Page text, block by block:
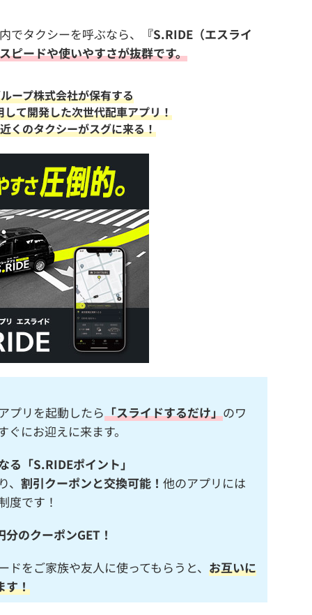
でタクシーを呼ぶなら、
『S.RIDE（エスライ
ピードや使いやすさが抜群です。
ープ株式会社が保有する
て開発した次世代配車アプリ！
くのタクシーがスグに来る！
プリを起動したら「スライドするだけ」のワ
にお迎えに来ます。
「S.RIDEポイント」
割引クーポンと交換可能！ 他のアプリには
度です！
のクーポンGET！
をご家族や友人に使ってもらうと、 お互いに
す！